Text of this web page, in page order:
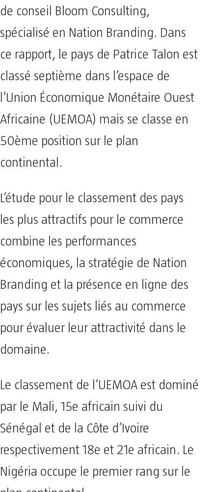
de conseil Bloom Consulting,
spécialisé en Nation Branding. Dans
ce rapport, le pays de Patrice Talon est
classé septième dans l’espace de
l’Union Économique Monétaire Ouest
Africaine (UEMOA) mais se classe en
50ème position sur le plan
continental.
L’étude pour le classement des pays
les plus attractifs pour le commerce
combine les performances
économiques, la stratégie de Nation
Branding et la présence en ligne des
pays sur les sujets liés au commerce
pour évaluer leur attractivité dans le
domaine.
Le classement de l’UEMOA est dominé
par le Mali, 15e africain suivi du
Sénégal et de la Côte d’Ivoire
respectivement 18e et 21e africain. Le
Nigéria occupe le premier rang sur le